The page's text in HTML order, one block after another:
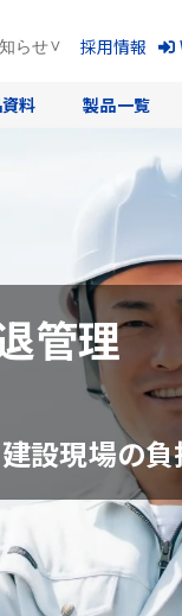
料 製品一覧
らせ 採用情報
管理
設現場の